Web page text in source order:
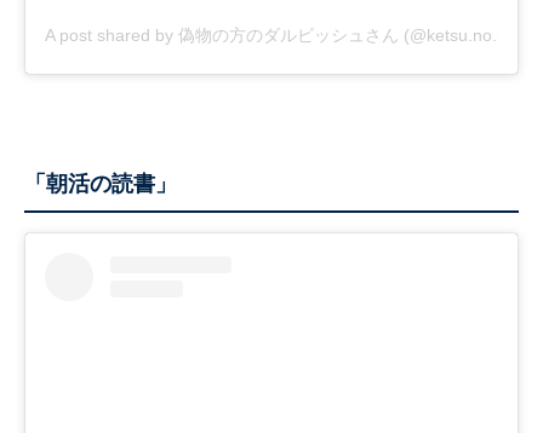
A post shared by 偽物の方のダルビッシュさん
「朝活の読書」